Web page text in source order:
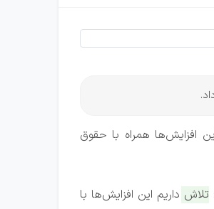
درصد خبر داد و گفت: تلاش می‌شود این افزایش‌ها همراه با حقوق
تلاش داریم این افزایش‌ها با